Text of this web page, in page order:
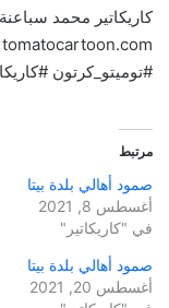
كاريكاتير محمد سباعنة
tomatocartoon.com
#توميتو_كرتون
مرتبط
صمود أهالي بلدة بيتا
أغسطس 8, 2021
في "كاريكاتير"
صمود أهالي بلدة بيتا
أغسطس 20, 2021